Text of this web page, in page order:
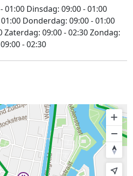
01:00Dinsdag: 09:00 - 01:00
Donderdag: 09:00 - 01:00
Zaterdag: 09:00 - 02:30Zondag:
09:00 - 02:30